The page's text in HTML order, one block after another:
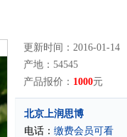
更新时间：2016-01-14
产地：54545
产品报价： 1000元
北京上润思博
电话： 缴费会员可看